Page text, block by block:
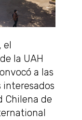
el
la UAH
a las
interesados
Chilena de